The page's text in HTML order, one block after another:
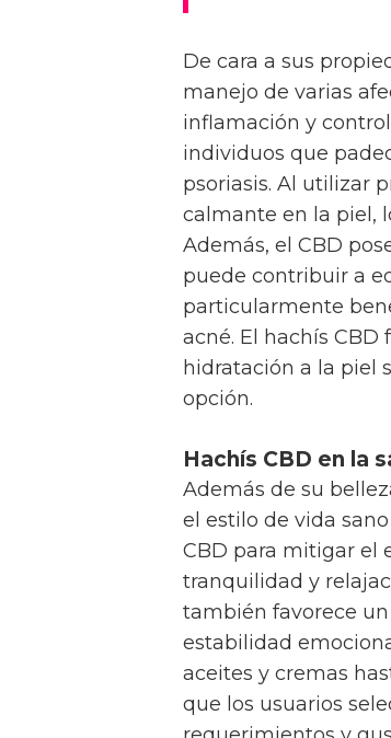
De cara a sus
manejo de varias
inflamación y
individuos que
psoriasis. Al utilizar
calmante en la piel,
Además, el CBD
puede contribuir a
particularmente
acné. El hachís
hidratación a la piel
opción.
Hachís CBD en la
Además de su
el estilo de vida
CBD para mitigar el
tranquilidad y
también favorece
estabilidad
aceites y cremas
que los usuarios